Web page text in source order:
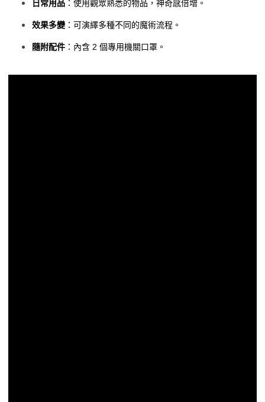
日常用品 ：使用觀眾熟悉的物品，神奇感倍增。
效果多變 ：可演繹多種不同的魔術流程。
隨附配件 ：內含 2 個專用機關口罩。